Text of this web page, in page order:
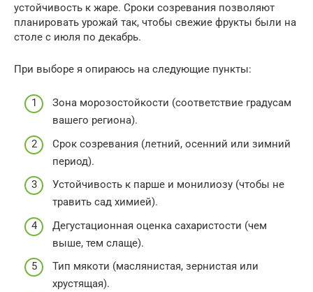
устойчивость к жаре. Сроки созревания позволяют
планировать урожай так, чтобы свежие фрукты были на
столе с июля по декабрь.
При выборе я опираюсь на следующие пункты:
Зона морозостойкости (соответствие градусам
вашего региона).
Срок созревания (летний, осенний или зимний
период).
Устойчивость к парше и монилиозу (чтобы не
травить сад химией).
Дегустационная оценка сахаристости (чем
выше, тем слаще).
Тип мякоти (маслянистая, зернистая или
хрустящая).